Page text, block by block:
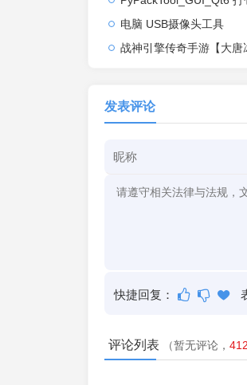
电脑 USB摄像头工具
战神引擎传奇手游【大唐冰雪完整版裤衩7.0免授权】2026整
发表评论
快捷回复：
评论列表 （暂无评论， 412